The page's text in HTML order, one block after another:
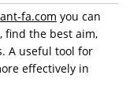
fa.com you can
find the best aim,
A useful tool for
effectively in